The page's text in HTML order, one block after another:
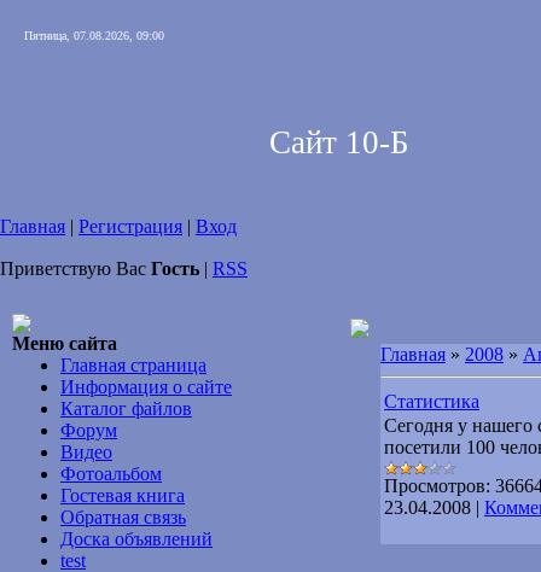
Пятница, 07.08.2026, 09:00
Сайт 10-Б
Главная | Регистрация | Вход
Приветствую Вас Гость | RSS
Меню сайта
Главная страница
Информация о сайте
Каталог файлов
Форум
Видео
Фотоальбом
Гостевая книга
Обратная связь
Доска объявлений
test
Главная » 2008 »
Статистика
Сегодня у нашего
посетили 100
Просмотров:
23.04.2008 |